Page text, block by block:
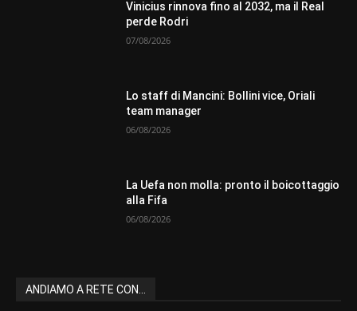
Vinicius rinnova fino al 2032, ma il Real
perde Rodri
07/08/2026
Lo staff di Mancini: Bollini vice, Oriali
team manager
06/08/2026
La Uefa non molla: pronto il boicottaggio
alla Fifa
06/08/2026
ANDIAMO A RETE CON...